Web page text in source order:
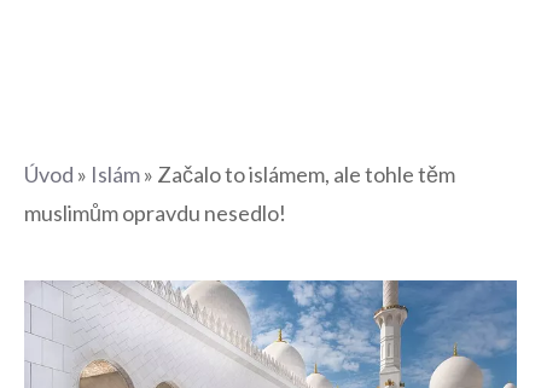
Úvod » Islám» Začalo to islámem, ale tohle těm
muslimům opravdu nesedlo!